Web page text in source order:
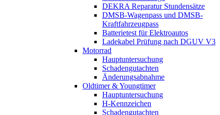
DEKRA Reparatur Stundensätze
DMSB-Wagenpass und DMSB-
Kraftfahrzeugpass
Batterietest für Elektroautos
Ladekabel Prüfung nach DGUV V3
Motorrad
Hauptuntersuchung
Schadengutachten
Änderungsabnahme
Oldtimer & Youngtimer
Hauptuntersuchung
H-Kennzeichen
Schadengutachten